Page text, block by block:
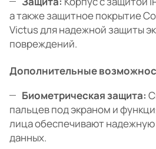
а также защитное покрытие
Victus для надежной защиты
повреждений.
Дополнительные
Биометрическая защита:
пальцев под экраном и
лица обеспечивают
данных.